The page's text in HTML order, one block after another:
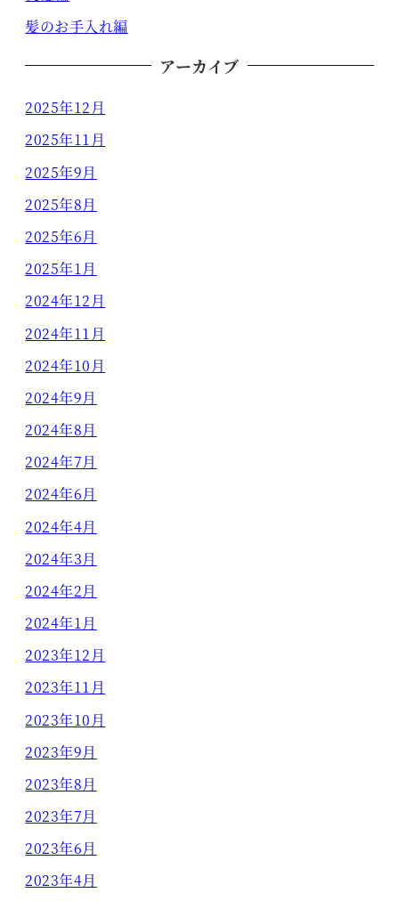
髪のお手入れ編
アーカイブ
2025年12月
2025年11月
2025年9月
2025年8月
2025年6月
2025年1月
2024年12月
2024年11月
2024年10月
2024年9月
2024年8月
2024年7月
2024年6月
2024年4月
2024年3月
2024年2月
2024年1月
2023年12月
2023年11月
2023年10月
2023年9月
2023年8月
2023年7月
2023年6月
2023年4月